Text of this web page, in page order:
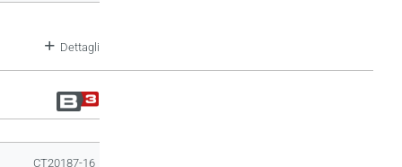
Dettagli
CT20187-16